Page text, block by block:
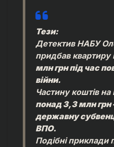
Тези:
Детектив НАБУ
придбав квартиру
млн грн під час
війни.
Частину коштів
понад 3,3 млн грн
державну
ВПО.
Подібні приклади